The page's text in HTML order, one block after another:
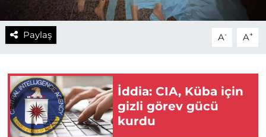
Paylaş A- A+
İddia: CIA, Küba için
gizli görev gücü
kurdu